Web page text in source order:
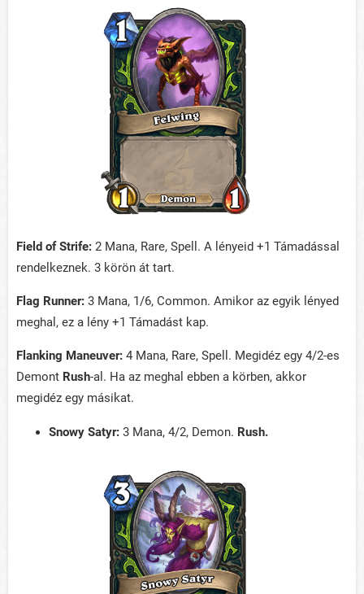
Field of Strife: 2 Mana, Rare, Spell. A lényeid +1 Támadással
rendelkeznek. 3 körön át tart.
Flag Runner: 3 Mana, 1/6, Common. Amikor az egyik lényed
meghal, ez a lény +1 Támadást kap.
Flanking Maneuver: 4 Mana, Rare, Spell. Megidéz egy 4/2-es
Demont Rush-al. Ha az meghal ebben a körben, akkor
megidéz egy másikat.
Snowy Satyr: 3 Mana, 4/2, Demon. Rush.